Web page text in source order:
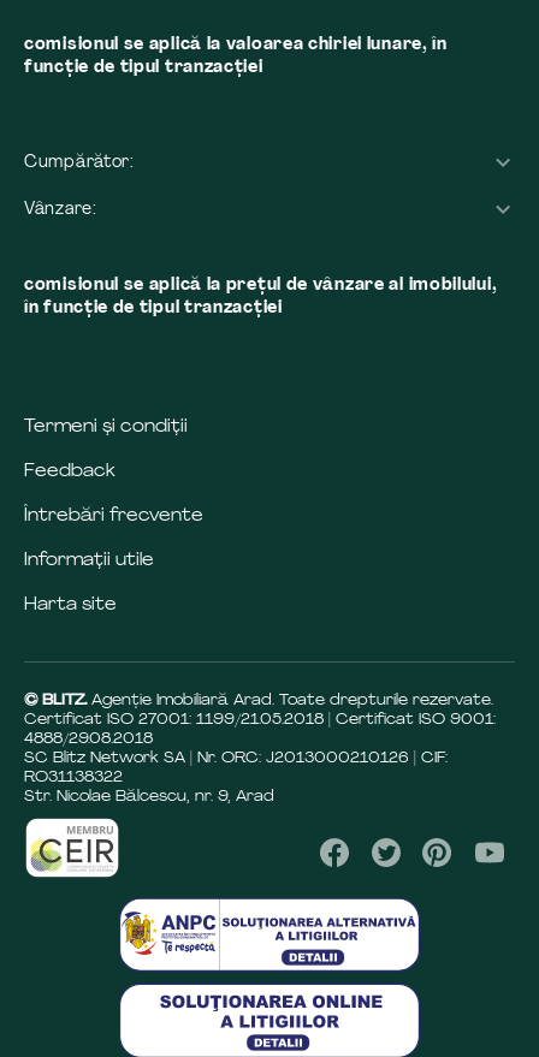
comisionul se aplică la valoarea chiriei lunare, în
funcție de tipul tranzacției
Cumpărător:
Vânzare:
comisionul se aplică la preţul de vânzare al imobilului,
în funcţie de tipul tranzacţiei
Termeni și condiții
Feedback
Întrebări frecvente
Informații utile
Harta site
© BLITZ. Agenție Imobiliară Arad. Toate drepturile rezervate.
Certificat ISO 27001: 1199/21.05.2018 | Certificat ISO 9001:
4888/29.08.2018
SC Blitz Network SA | Nr. ORC: J2013000210126 | CIF:
RO31138322
Str. Nicolae Bălcescu, nr. 9, Arad